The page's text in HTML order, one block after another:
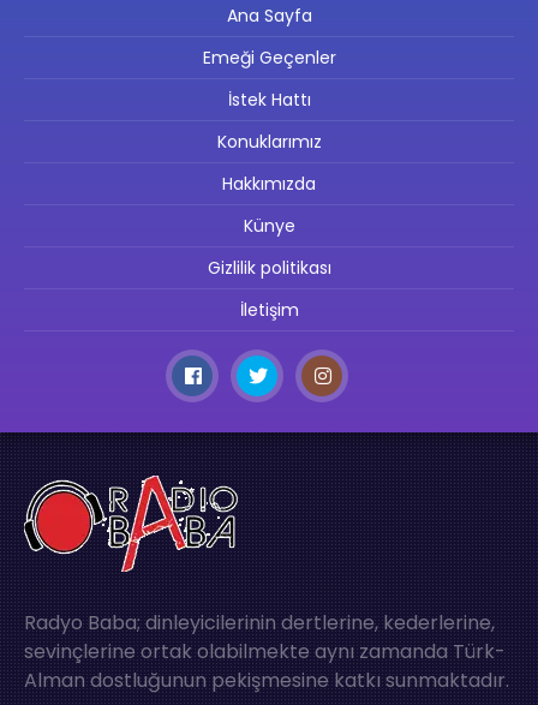
Ana Sayfa
Emeği Geçenler
İstek Hattı
Konuklarımız
Hakkımızda
Künye
Gizlilik politikası
İletişim
Radyo Baba; dinleyicilerinin dertlerine, kederlerine,
sevinçlerine ortak olabilmekte aynı zamanda Türk-
Alman dostluğunun pekişmesine katkı sunmaktadır.